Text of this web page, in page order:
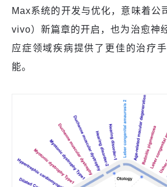
Max系统的开发与优化，意味着公
vivo）新篇章的开启，也为治愈神
应症领域疾病提供了更佳的治疗
能。